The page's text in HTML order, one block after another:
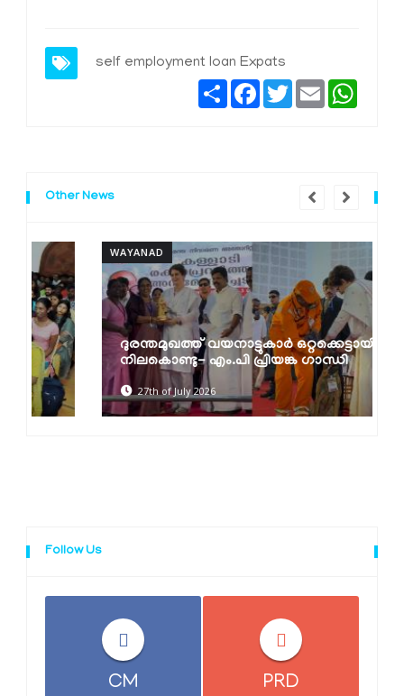
self employment loan Expats
ShareFacebook
TwitterEmail
Other News
ദുരന്തമുഖത്ത് വയനാട്ടുകാര്‍ ഒറ്റക്കെട്ടായി
നിലകൊണ്ടു- എം.പി പ്രിയങ്ക ഗാന്ധി
27th of July 2026
Follow Us
CM PRD